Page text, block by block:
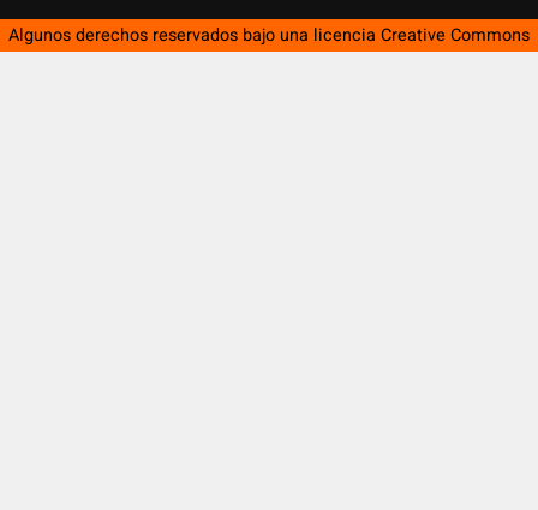
Algunos derechos reservados bajo una licencia Creative Commons